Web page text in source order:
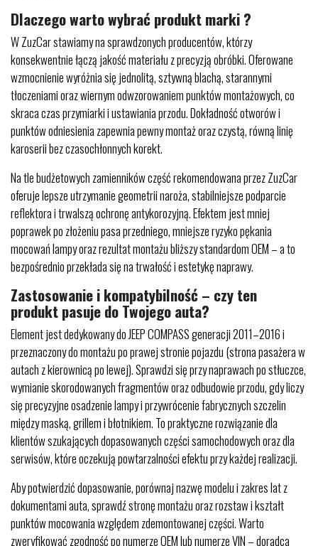
Dlaczego warto wybrać produkt marki ?
W ZuzCar stawiamy na sprawdzonych producentów, którzy
konsekwentnie łączą jakość materiału z precyzją obróbki. Oferowane
wzmocnienie wyróżnia się jednolitą, sztywną blachą, starannymi
tłoczeniami oraz wiernym odwzorowaniem punktów montażowych, co
skraca czas przymiarki i ustawiania przodu. Dokładność otworów i
punktów odniesienia zapewnia pewny montaż oraz czystą, równą linię
karoserii bez czasochłonnych korekt.
Na tle budżetowych zamienników część rekomendowana przez ZuzCar
oferuje lepsze utrzymanie geometrii naroża, stabilniejsze podparcie
reflektora i trwalszą ochronę antykorozyjną. Efektem jest mniej
poprawek po złożeniu pasa przedniego, mniejsze ryzyko pękania
mocowań lampy oraz rezultat montażu bliższy standardom OEM – a to
bezpośrednio przekłada się na trwałość i estetykę naprawy.
Zastosowanie i kompatybilność – czy ten
produkt pasuje do Twojego auta?
Element jest dedykowany do JEEP COMPASS generacji 2011–2016 i
przeznaczony do montażu po prawej stronie pojazdu (strona pasażera w
autach z kierownicą po lewej). Sprawdzi się przy naprawach po stłuczce,
wymianie skorodowanych fragmentów oraz odbudowie przodu, gdy liczy
się precyzyjne osadzenie lampy i przywrócenie fabrycznych szczelin
między maską, grillem i błotnikiem. To praktyczne rozwiązanie dla
klientów szukających dopasowanych części samochodowych oraz dla
serwisów, które oczekują powtarzalności efektu przy każdej realizacji.
Aby potwierdzić dopasowanie, porównaj nazwę modelu i zakres lat z
dokumentami auta, sprawdź stronę montażu oraz rozstaw i kształt
punktów mocowania względem zdemontowanej części. Warto
zweryfikować zgodność po numerze OEM lub numerze VIN – doradca